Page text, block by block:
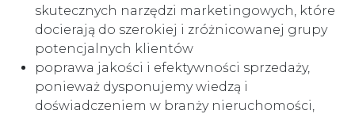
skutecznych narzędzi marketingowych, które
docierają do szerokiej i zróżnicowanej grupy
potencjalnych klientów
poprawa jakości i efektywności sprzedaży,
ponieważ dysponujemy wiedzą i
doświadczeniem w branży nieruchomości,